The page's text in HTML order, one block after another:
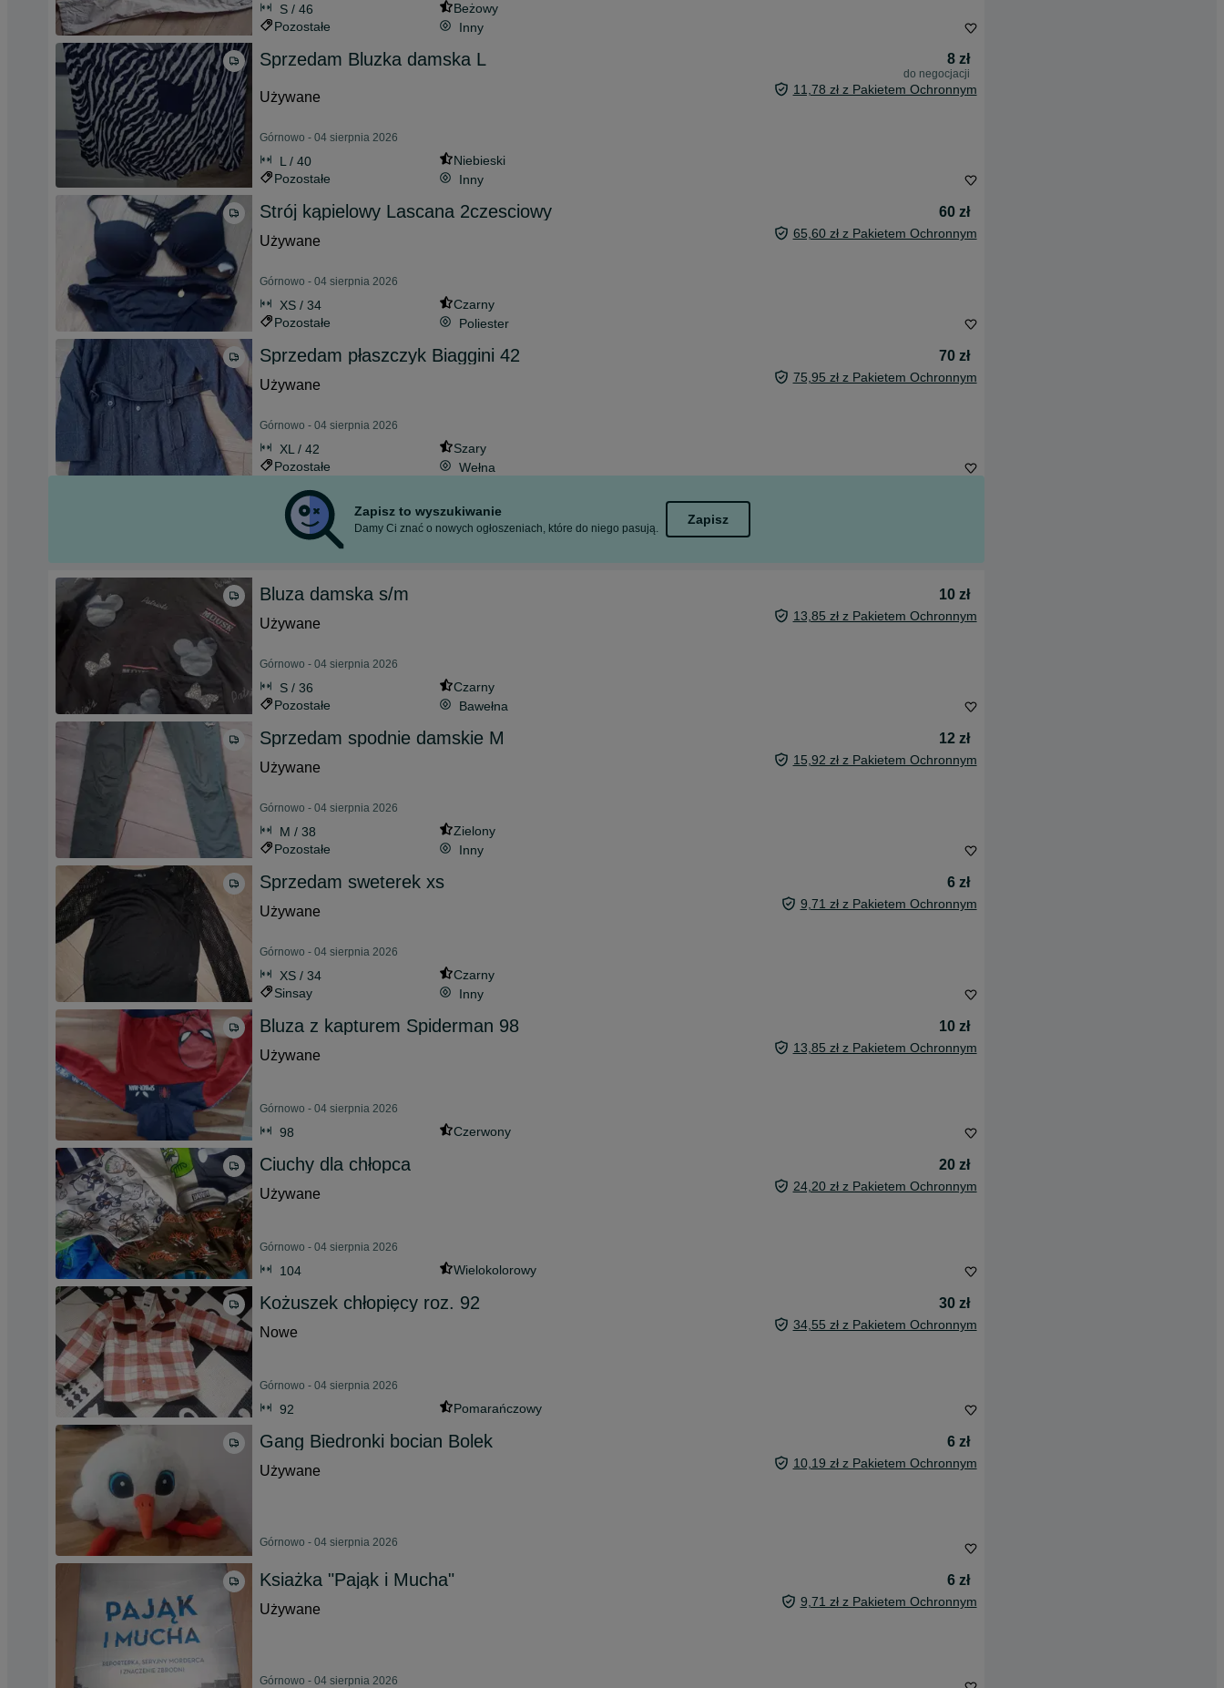
S / 46
Beżowy
Pozostałe
Inny
Sprzedam Bluzka damska L 8 zł
do negocjacji
Używane 11,78 zł z Pakietem Ochronnym
Górnowo - 04 sierpnia 2026
L / 40
Niebieski
Pozostałe
Inny
Strój kąpielowy Lascana 2czesciowy
60 zł
Używane
65,60 zł z Pakietem Ochronnym
Górnowo - 04 sierpnia 2026
XS / 34
Czarny
Pozostałe
Poliester
Sprzedam płaszczyk Biaggini 42
70 zł
Używane
75,95 zł z Pakietem Ochronnym
Górnowo - 04 sierpnia 2026
XL / 42
Szary
Pozostałe
Wełna
Zapisz to wyszukiwanie
Damy Ci znać o nowych ogłoszeniach, które do niego pasują.
Zapisz
Bluza damska s/m
10 zł
Używane
13,85 zł z Pakietem Ochronnym
Górnowo - 04 sierpnia 2026
S / 36
Czarny
Pozostałe
Bawełna
Sprzedam spodnie damskie M
12 zł
Używane
15,92 zł z Pakietem Ochronnym
Górnowo - 04 sierpnia 2026
M / 38
Zielony
Pozostałe
Inny
Sprzedam sweterek xs
6 zł
Używane
9,71 zł z Pakietem Ochronnym
Górnowo - 04 sierpnia 2026
XS / 34
Czarny
Sinsay
Inny
Bluza z kapturem Spiderman 98
10 zł
Używane
13,85 zł z Pakietem Ochronnym
Górnowo - 04 sierpnia 2026
98 Czerwony
Ciuchy dla chłopca
20 zł
Używane
24,20 zł z Pakietem Ochronnym
Górnowo - 04 sierpnia 2026
104 Wielokolorowy
Kożuszek chłopięcy roz. 92
30 zł
Nowe
34,55 zł z Pakietem Ochronnym
Górnowo - 04 sierpnia 2026
92 Pomarańczowy
Gang Biedronki bocian Bolek
6 zł
Używane
10,19 zł z Pakietem Ochronnym
Górnowo - 04 sierpnia 2026
Ksiażka "Pająk i Mucha"
6 zł
Używane
9,71 zł z Pakietem Ochronnym
Górnowo - 04 sierpnia 2026